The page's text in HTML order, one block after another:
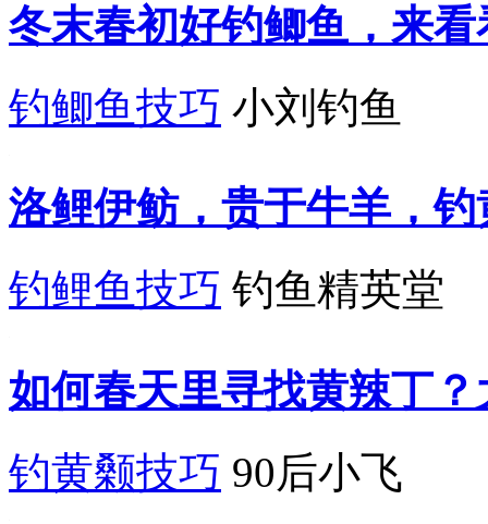
冬末春初好钓鲫鱼，来
钓鲫鱼技巧 小刘钓鱼
洛鲤伊鲂，贵于牛羊，
钓鲤鱼技巧 钓鱼精英堂
如何春天里寻找黄辣丁
钓黄颡技巧 90后小飞